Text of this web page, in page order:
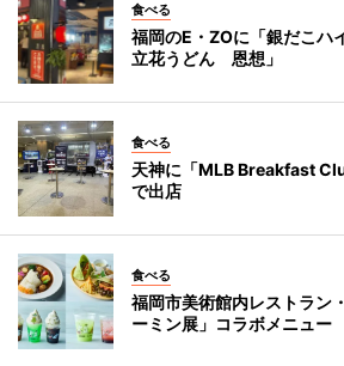
食べる
福岡のE・ZOに「銀だこハ
立花うどん 恩想」
食べる
天神に「MLB Breakfast
で出店
食べる
福岡市美術館内レストラン
ーミン展」コラボメニュー